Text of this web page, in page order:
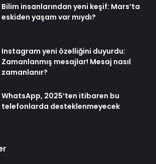
Bilim insanlarından yeni keşif: Mars’ta
eskiden yaşam var mıydı?
Instagram yeni özelliğini duyurdu:
Zamanlanmış mesajlar! Mesaj nasıl
zamanlanır?
WhatsApp, 2025’ten itibaren bu
telefonlarda desteklenmeyecek